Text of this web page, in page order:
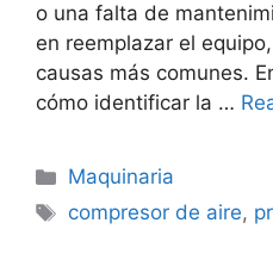
o una falta de
en reemplazar el
causas más comunes.
cómo identificar la …
Categorías
Maquinaria
Etiquetas
compresor de aire,